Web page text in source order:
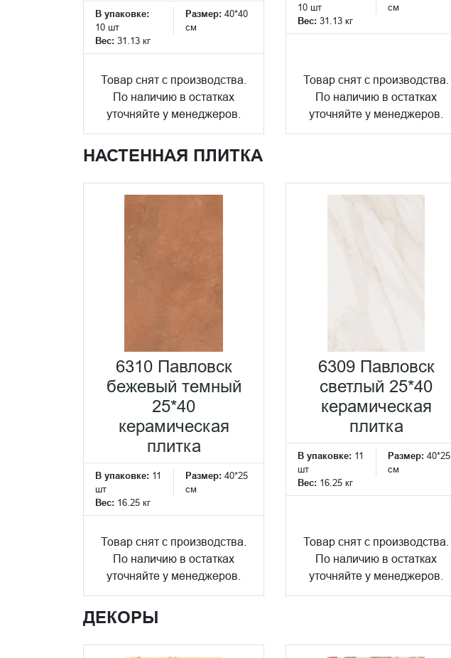
В упаковке:
10 шт
Размер: 40*40
см
Вес: 31.13 кг
Товар снят с производства.
По наличию в остатках
уточняйте у менеджеров.
10 шт
см
Вес: 31.13 кг
Товар снят с производства.
По наличию в остатках
уточняйте у менеджеров.
НАСТЕННАЯ ПЛИТКА
6310 Павловск
бежевый темный
25*40
керамическая
плитка
В упаковке: 11
шт
Размер: 40*25
см
Вес: 16.25 кг
Товар снят с производства.
По наличию в остатках
уточняйте у менеджеров.
6309 Павловск
светлый 25*40
керамическая
плитка
В упаковке: 11
шт
Размер: 40*25
см
Вес: 16.25 кг
Товар снят с производства.
По наличию в остатках
уточняйте у менеджеров.
ДЕКОРЫ